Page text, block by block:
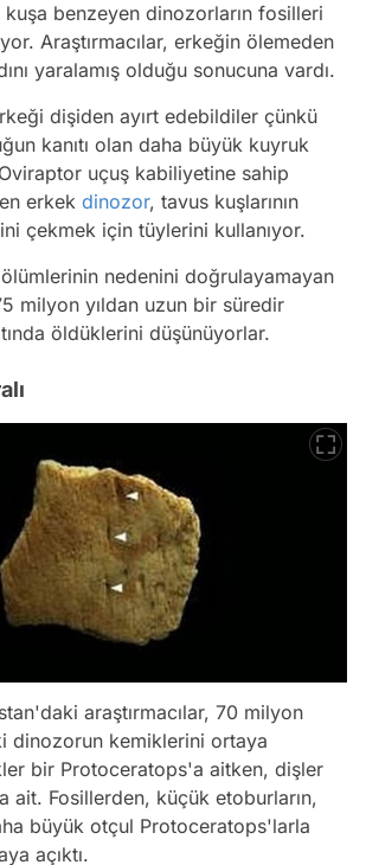
kuşa benzeyen dinozorların fosilleri
Araştırmacılar, erkeğin ölemeden
yaralamış olduğu sonucuna vardı.
dişiden ayırt edebildiler çünkü
kanıtı olan daha büyük kuyruk
uçuş kabiliyetine sahip
erkek dinozor, tavus kuşlarının
çekmek için tüylerini kullanıyor.
nedenini doğrulayamayan
milyon yıldan uzun bir süredir
öldüklerini düşünüyorlar.
araştırmacılar, 70 milyon
dinozorun kemiklerini ortaya
bir Protoceratops'a aitken, dişler
ait. Fosillerden, küçük etoburların,
büyük otçul Protoceratops'larla
açıktı.